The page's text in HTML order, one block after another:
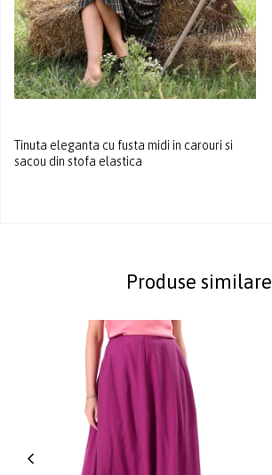
Tinuta eleganta cu fusta midi in carouri si
sacou din stofa elastica
Produse similare